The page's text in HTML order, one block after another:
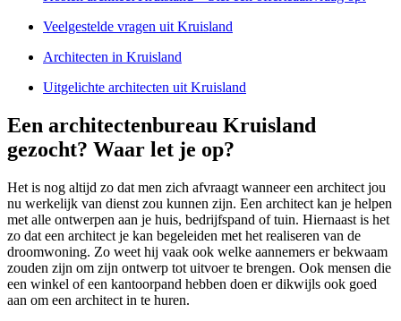
Veelgestelde vragen uit Kruisland
Architecten in Kruisland
Uitgelichte architecten uit Kruisland
Een architectenbureau Kruisland
gezocht? Waar let je op?
Het is nog altijd zo dat men zich afvraagt wanneer een architect jou
nu werkelijk van dienst zou kunnen zijn. Een architect kan je helpen
met alle ontwerpen aan je huis, bedrijfspand of tuin. Hiernaast is het
zo dat een architect je kan begeleiden met het realiseren van de
droomwoning. Zo weet hij vaak ook welke aannemers er bekwaam
zouden zijn om zijn ontwerp tot uitvoer te brengen. Ook mensen die
een winkel of een kantoorpand hebben doen er dikwijls ook goed
aan om een architect in te huren.